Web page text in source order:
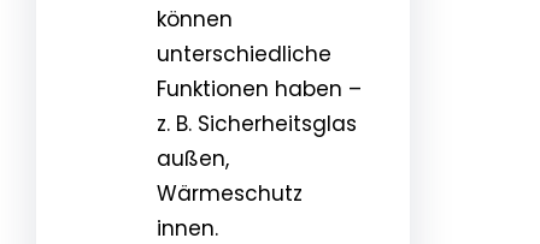
können
unterschiedliche
Funktionen haben –
z. B. Sicherheitsglas
außen,
Wärmeschutz
innen.